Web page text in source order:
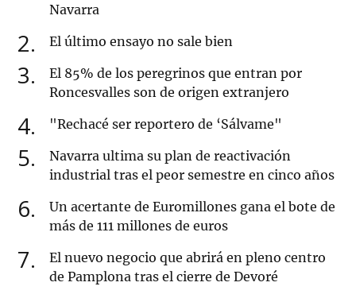
Navarra
2 El último ensayo no sale bien
3
El 85% de los peregrinos que entran por
Roncesvalles son de origen extranjero
4 "Rechacé ser reportero de ‘Sálvame"
5
Navarra ultima su plan de reactivación
industrial tras el peor semestre en cinco años
6
Un acertante de Euromillones gana el bote de
más de 111 millones de euros
7
El nuevo negocio que abrirá en pleno centro
de Pamplona tras el cierre de Devoré